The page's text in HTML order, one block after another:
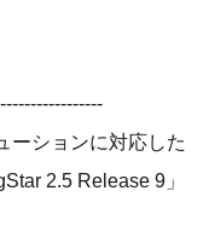
ションに対応した
2.5 Release 9」